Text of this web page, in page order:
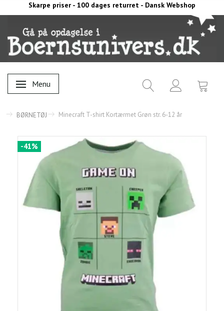
Skarpe priser - 100 dages returret - Dansk Webshop
Skifte navigation
Menu
BØRNETØJ Minecraft T-shirt Kortærmet Grøn str. 6-12 år
-41%